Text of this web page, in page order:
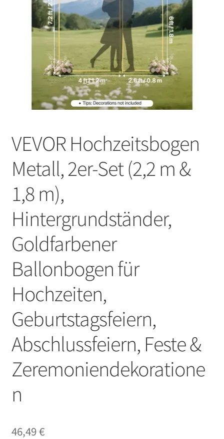
VEVOR Hochzeitsbogen
Metall, 2er-Set (2,2 m &
1,8 m),
Hintergrundständer,
Goldfarbener
Ballonbogen für
Hochzeiten,
Geburtstagsfeiern,
Abschlussfeiern, Feste &
Zeremoniendekoratione
n
46,49€